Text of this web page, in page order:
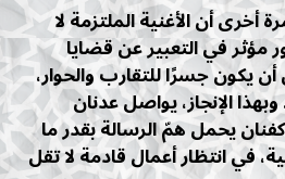
أخرى أن الأغنية الملتزمة لا
مؤثر في التعبير عن قضايا
يكون جسرًا للتقارب والحوار،
الإنجاز، يواصل عدنان
يحمل همّ الرسالة بقدر ما
في انتظار أعمال قادمة لا تقل